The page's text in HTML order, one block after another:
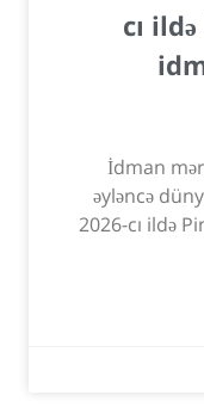
2026-
İdman
əyləncə
2026-cı ildə